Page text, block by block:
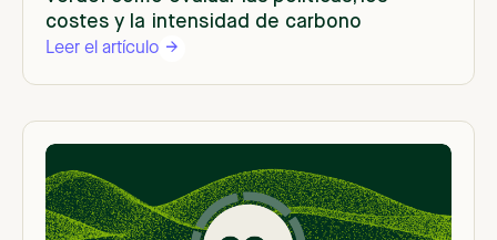
costes y la intensidad de carbono
Leer el artículo